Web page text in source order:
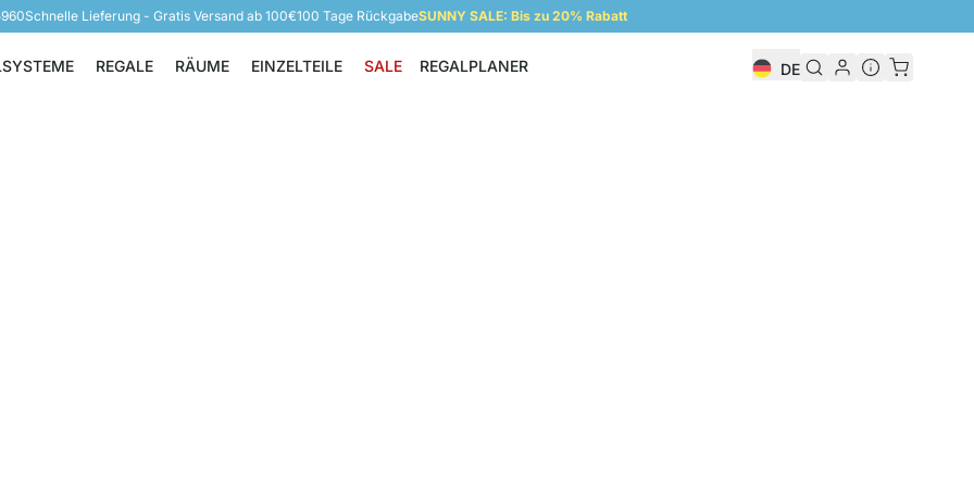
Schnelle Lieferung - Gratis Versand ab 100€100 Tage RückgabeSUNNY SALE: Bis zu 20% Rabatt
Regalsysteme
REGALE
Regale
RÄUME
Räume
EINZELTEILE
Einzelteile
SALE REGALPLANER DE